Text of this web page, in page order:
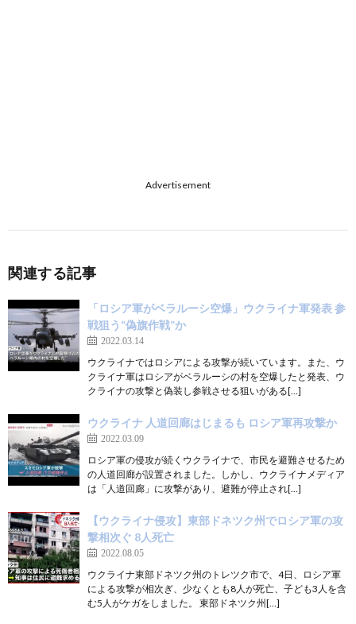
Advertisement
関連する記事
「ロシア軍がベラルーシ空爆」ウクライナ軍発表 参
戦狙う“偽旗作戦”か
2022.03.14
ウクライナではロシアによる攻撃が続いています。また、ウ
クライナ軍はロシアがベラルーシの村を空爆したと発表、ウ
クライナの攻撃と偽装し参戦させる狙いがある[…]
ウクライナ 人道回廊はじまるも ロシア軍再攻撃か
2022.03.09
ロシア軍の侵攻が続くウクライナで、市民を避難させるため
の人道回廊が設置されました。しかし、ウクライナメディア
は「人道回廊」に攻撃があり、避難が停止され[…]
【ウクライナ侵攻】東部ドネツク州でロシア軍の攻
撃相次ぐ 8人死亡
2022.08.05
ウクライナ東部ドネツク州のトレツク市で、4日、ロシア軍
による攻撃が相次ぎ、少なくとも8人が死亡、子ども3人を含
む5人がケガをしました。 東部ドネツク州[…]